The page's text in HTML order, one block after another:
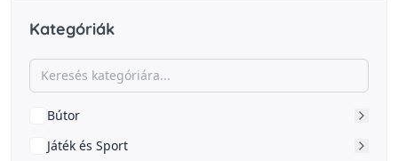
Kategóriák
Bútor
Játék és Sport